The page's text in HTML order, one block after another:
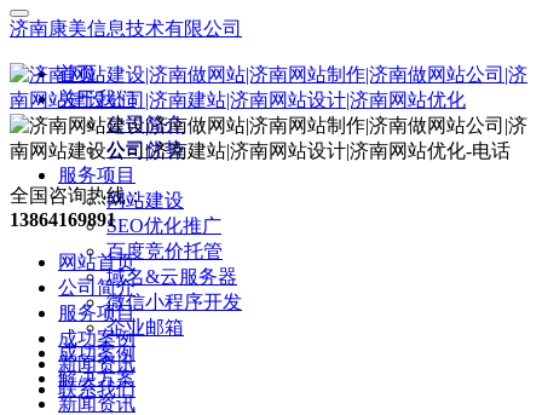
济南康美信息技术有限公司
首页
关于我们
公司简介
公司优势
服务项目
网站建设
SEO优化推广
百度竞价托管
域名&云服务器
微信小程序开发
企业邮箱
成功案例
解决方案
新闻资讯
全国咨询热线：
13864169891
网站首页
公司简介
服务项目
成功案例
新闻资讯
联系我们